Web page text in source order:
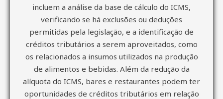
incluem a análise da base de cálculo do ICMS,
verificando se há exclusões ou deduções
permitidas pela legislação, e a identificação de
créditos tributários a serem aproveitados, como
os relacionados a insumos utilizados na produção
de alimentos e bebidas. Além da redução da
alíquota do ICMS, bares e restaurantes podem ter
oportunidades de créditos tributários em relação